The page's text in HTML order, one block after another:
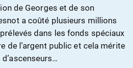
de Georges et de son
a coûté plusieurs millions
dans les fonds spéciaux
de l’argent public et cela mérite